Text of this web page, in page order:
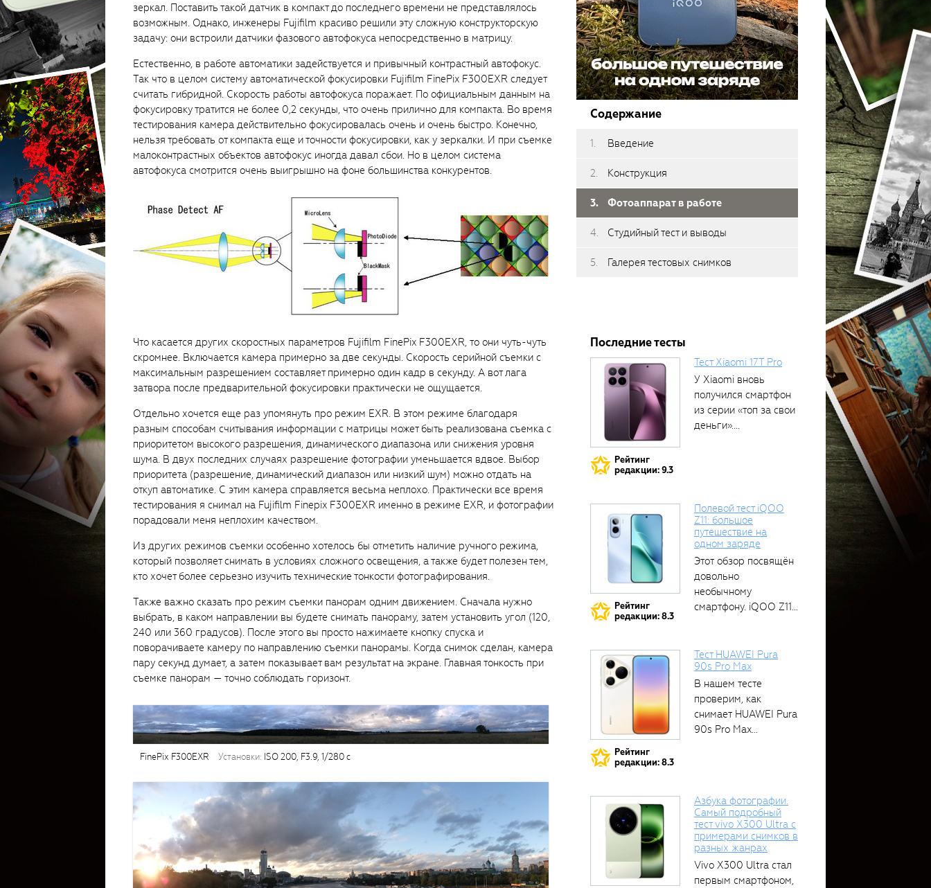
зеркал. Поставить такой датчик в компакт до последнего времени не представлялось
возможным. Однако, инженеры Fujifilm красиво решили эту сложную конструкторскую
задачу: они встроили датчики фазового автофокуса непосредственно в матрицу.
Естественно, в работе автоматики задействуется и привычный контрастный автофокус.
Так что в целом систему автоматической фокусировки Fujifilm FinePix F300EXR следует
считать гибридной. Скорость работы автофокуса поражает. По официальным данным на
фокусировку тратится не более 0,2 секунды, что очень прилично для компакта. Во время
тестирования камера действительно фокусировалась очень и очень быстро. Конечно,
нельзя требовать от компакта еще и точности фокусировки, как у зеркалки. И при съемке
малоконтрастных объектов автофокус иногда давал сбои. Но в целом система
автофокуса смотрится очень выигрышно на фоне большинства конкурентов.
Что касается других скоростных параметров Fujifilm FinePix F300EXR, то они чуть-чуть
скромнее. Включается камера примерно за две секунды. Скорость серийной съемки с
максимальным разрешением составляет примерно один кадр в секунду. А вот лага
затвора после предварительной фокусировки практически не ощущается.
Отдельно хочется еще раз упомянуть про режим EXR. В этом режиме благодаря
разным способам считывания информации с матрицы может быть реализована съемка с
приоритетом высокого разрешения, динамического диапазона или снижения уровня
шума. В двух последних случаях разрешение фотографии уменьшается вдвое. Выбор
приоритета (разрешение, динамический диапазон или низкий шум) можно отдать на
откуп автоматике. С этим камера справляется весьма неплохо. Практически все время
тестирования я снимал на Fujifilm Finepix F300EXR именно в режиме EXR, и фотографии
порадовали меня неплохим качеством.
Из других режимов съемки особенно хотелось бы отметить наличие ручного режима,
который позволяет снимать в условиях сложного освещения, а также будет полезен тем,
кто хочет более серьезно изучить технические тонкости фотографирования.
Также важно сказать про режим съемки панорам одним движением. Сначала нужно
выбрать, в каком направлении вы будете снимать панораму, затем установить угол (120,
240 или 360 градусов). После этого вы просто нажимаете кнопку спуска и
поворачиваете камеру по направлению съемки панорамы. Когда снимок сделан, камера
пару секунд думает, а затем показывает вам результат на экране. Главная тонкость при
съемке панорам — точно соблюдать горизонт.
FinePix F300EXR установки: ISO 200, F3.9, 1/280 с
Содержание
Введение
Конструкция
Фотоаппарат в работе
Студийный тест и выводы
Галерея тестовых снимков
Последние тесты
Рейтинг
редакции: 9.3
Тест Xiaomi 17T Pro
У Xiaomi вновь
получился смартфон
из серии «топ за свои
деньги»....
Рейтинг
редакции: 8.3
Полевой тест iQOO
Z11: большое
путешествие на
одном заряде
Этот обзор посвящён
довольно
необычному
смартфону. iQOO Z11
Рейтинг
редакции: 8.3
Тест HUAWEI Pura
90s Pro Max
В нашем тесте
проверим, как
снимает HUAWEI Pura
90s Pro Max...
Азбука фотографии.
Самый подробный
тест vivo X300 Ultra с
примерами снимков в
разных жанрах
Vivo X300 Ultra стал
первым смартфоном,